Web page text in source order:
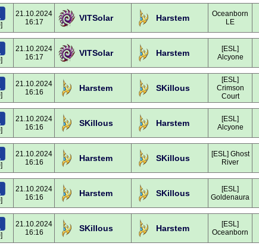
21.10.2024
16:17
VITSolar Harstem
Oceanborn
LE
21.10.2024
16:17
VITSolar Harstem
[ESL]
Alcyone
21.10.2024
16:16
Harstem SKillous
[ESL]
Crimson
Court
21.10.2024
16:16
SKillous Harstem
[ESL]
Alcyone
21.10.2024
16:16
Harstem SKillous
[ESL] Ghost
River
21.10.2024
16:16
Harstem SKillous
[ESL]
Goldenaura
21.10.2024
16:16
SKillous Harstem
[ESL]
Oceanborn